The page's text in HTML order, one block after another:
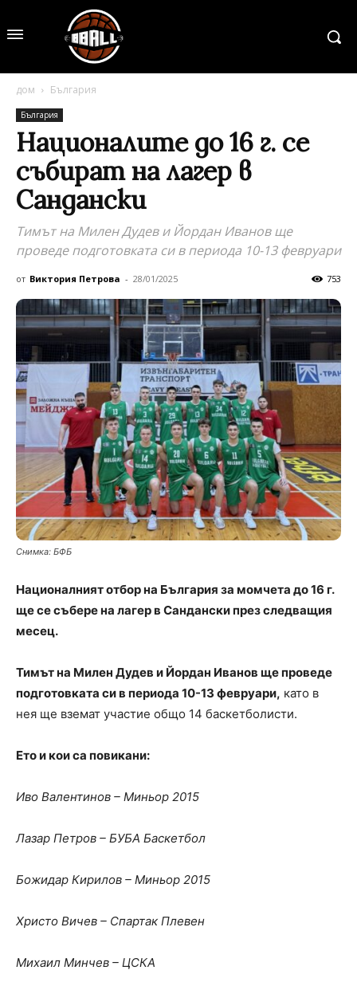
дом България
България
Националите до 16 г. се
събират на лагер в
Сандански
Тимът на Милен Дудев и Йордан Иванов ще
проведе подготовката си в периода 10-13 февруари
от Виктория Петрова - 28/01/2025 753
Снимка: БФБ
Националният отбор на България за момчета до 16 г.
ще се събере на лагер в Сандански през следващия
месец.
Тимът на Милен Дудев и Йордан Иванов ще проведе
подготовката си в периода 10-13 февруари, като в
нея ще вземат участие общо 14 баскетболисти.
Ето и кои са повикани:
Иво Валентинов – Миньор 2015
Лазар Петров – БУБА Баскетбол
Божидар Кирилов – Миньор 2015
Христо Вичев – Спартак Плевен
Михаил Минчев – ЦСКА